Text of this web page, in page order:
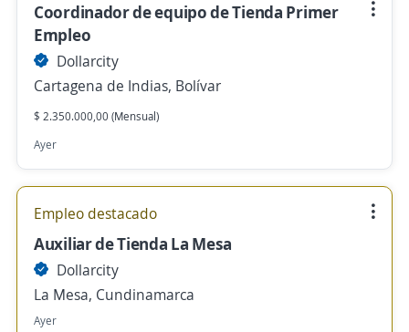
Coordinador de equipo de Tienda Primer
Empleo
Dollarcity
Cartagena de Indias, Bolívar
$ 2.350.000,00 (Mensual)
Ayer
Empleo destacado
Auxiliar de Tienda La Mesa
Dollarcity
La Mesa, Cundinamarca
Ayer